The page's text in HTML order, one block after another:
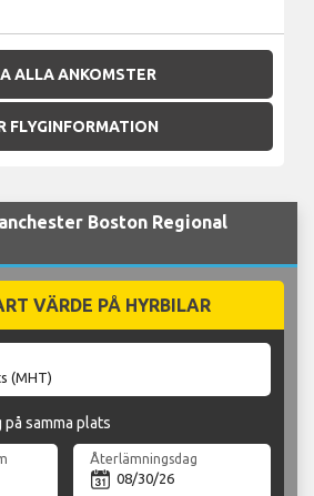
ALLA ANKOMSTER
FLYGINFORMATION
Boston Regional
VÄRDE PÅ HYRBILAR
samma plats
Återlämningsdag